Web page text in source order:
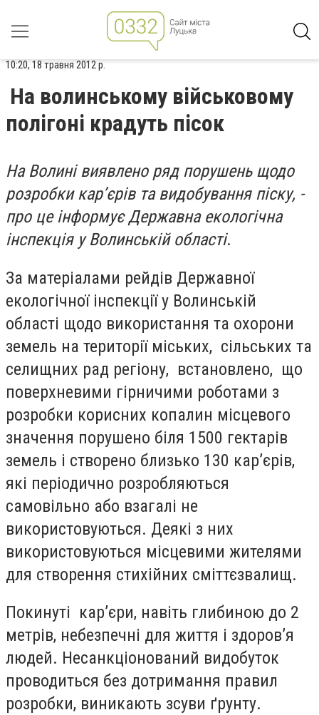
10:20, 18 травня 2012 р.
На волинському військовому
полігоні крадуть пісок
На Волині виявлено ряд порушень щодо
розробки кар’єрів та видобування піску, -
про це інформує Державна екологічна
інспекція у Волинській області.
За матеріалами рейдів Державної
екологічної інспекції у Волинській
області щодо використання та охорони
земель на території міських, сільських та
селищних рад регіону, встановлено, що
поверхневими гірничими роботами з
розробки корисних копалин місцевого
значення порушено біля 1500 гектарів
земель і створено близько 130 кар’єрів,
які періодично розробляються
самовільно або взагалі не
використовуються. Деякі з них
використовуються місцевими жителями
для створення стихійних сміттєзвалищ.
Покинуті кар’єри, навіть глибиною до 2
метрів, небезпечні для життя і здоров’я
людей. Несанкціонований видобуток
проводиться без дотримання правил
розробки, виникають зсуви ґрунту.